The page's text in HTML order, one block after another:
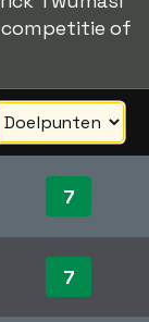
of
7
7